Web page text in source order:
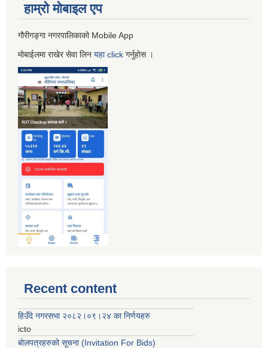
हाम्रो माेबाइल एप
गौरीगङ्गा नगरपालिकाको Mobile App
मोबाईलमा राखेर सेवा लिन यहाclick गर्नुहाेस ।
Recent content
हिउँदे नगरसभा २०८२।०९।२४ का निर्णयहरु
icto
बोलपत्रहरुको सूचना (Invitation For Bids)